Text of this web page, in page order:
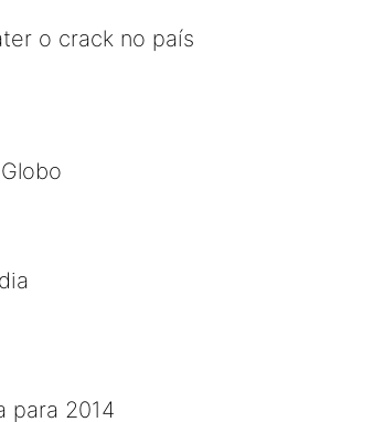
o crack no país
para 2014